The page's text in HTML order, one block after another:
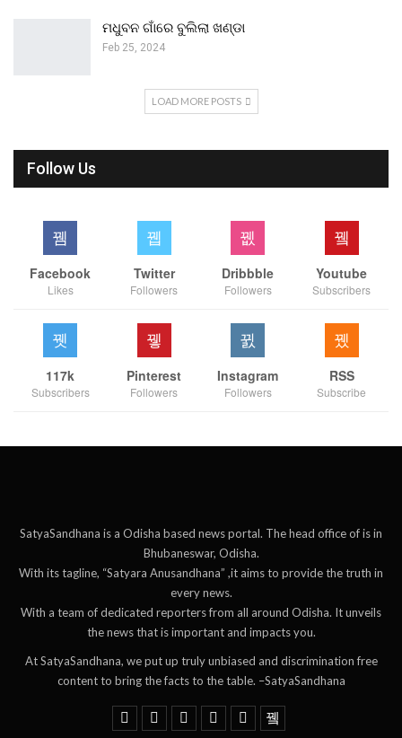
ମଧୁବନ ଗାଁରେ ବୁଲିଲା ଖଣ୍ଡା
Feb 25, 2024
LOAD MORE POSTS
Follow Us
Facebook
Likes
Twitter
Followers
Dribbble
Followers
Youtube
Subscribers
117k
Subscribers
Pinterest
Followers
Instagram
Followers
RSS
Subscribe
SatyaSandhana is a Odisha based news portal. The head office of is in
Bhubaneswar, Odisha.
With its tagline, “Satyara Anusandhana” ,it aims to provide the truth in
every news.
With a team of dedicated reporters from all around Odisha. It unveils
the news that is important and impacts you.
At SatyaSandhana, we put up truly unbiased and discrimination free
content to bring the facts to the table. –SatyaSandhana